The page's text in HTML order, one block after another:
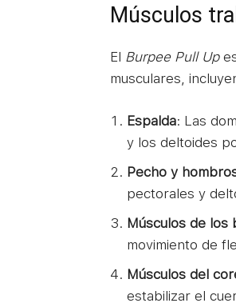
Músculos
El Burpee Pull Up
musculares,
Espalda: Las
y los deltoides
Pecho y
pectorales y
Músculos de los
movimiento de
Músculos del
estabilizar el